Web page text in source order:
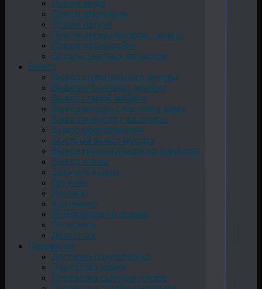
Прием меди
Прием алюминия
Прием латуни
Прием аккумуляторов, свинца
Прием нержавейки
Отходы цветных металлов
Вывоз
Вывоз строительного мусора
Вывезти бытовую технику
Вывоз старой мебели
Вывоз мусора с частного дома
Вывезти мусор с квартиры
Вывоз оборудования
Быстрый вывоз мусора
Вывоз крупногабаритного мусора
Вывоз хлама
Заказать вывоз
Грузчики
Договор
Контейнер
Информация о фирме
Позвонить
Демонтаж
Перевозка
Доставка ракушечника
Перевозка камня
Перевозка сыпучих грузов